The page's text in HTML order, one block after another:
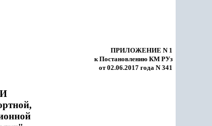
ПРИЛОЖЕНИЕ N 1
к Постановлению КМ РУз
от 02.06.2017 года N 341